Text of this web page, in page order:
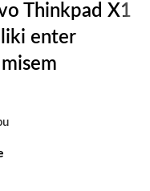
Thinkpad X1
enter